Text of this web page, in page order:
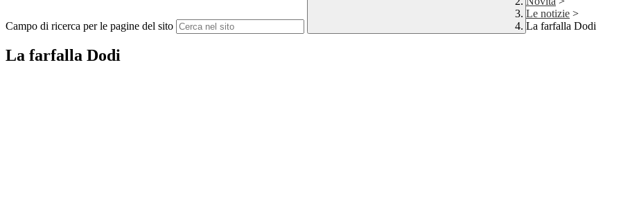
Campo di ricerca per le pagine del sito
Le notizie >
La farfalla Dodi
La farfalla Dodi